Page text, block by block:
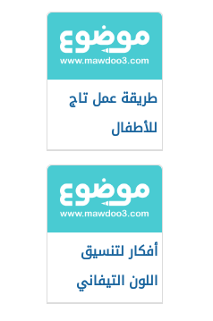
طريقة عمل تاج
للأطفال
أفكار لتنسيق
اللون التيفاني
في الأثاث